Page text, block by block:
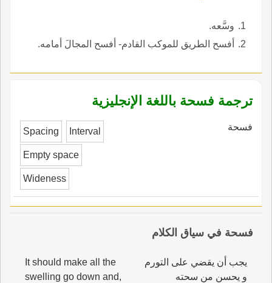
وسَّعه.
أفسح الطريق للموكب القادم- أفسح المجالَ أمامه.
ترجمة فسحة باللغة الإنجليزية
فسحة Spacing Interval
Empty space
Wideness
فسحة في سياق الكلام
يجب أن يقضي على التورم
و يحسن من سحته
It should make all the
swelling go down and,